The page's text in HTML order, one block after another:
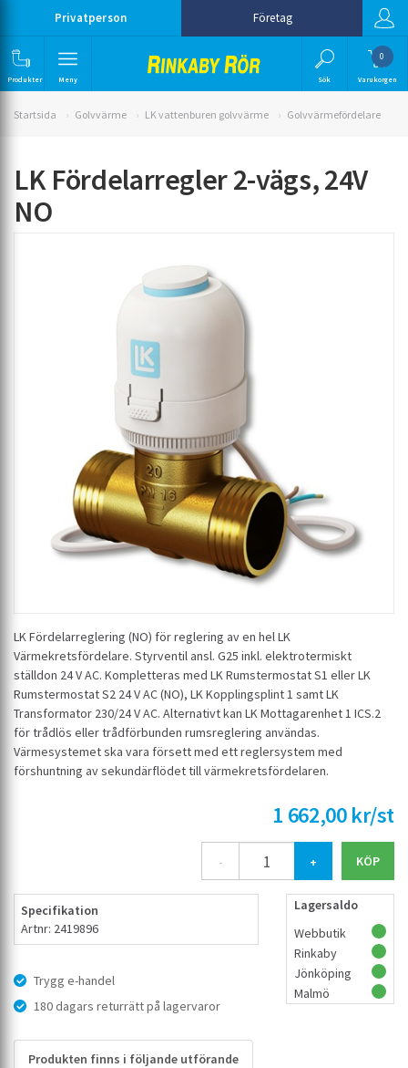
Privatperson Företag
Produkter Meny Sök
0
Varukorgen
Startsida Golvvärme LK vattenburen golvvärme Golvvärmefördelare
LK Fördelarregler 2-vägs, 24V
NO
LK Fördelarreglering (NO) för reglering av en hel LK
Värmekretsfördelare. Styrventil ansl. G25 inkl. elektrotermiskt
ställdon 24 V AC. Kompletteras med LK Rumstermostat S1 eller LK
Rumstermostat S2 24 V AC (NO), LK Kopplingsplint 1 samt LK
Transformator 230/24 V AC. Alternativt kan LK Mottagarenhet 1 ICS.2
för trådlös eller trådförbunden rumsreglering användas.
Värmesystemet ska vara försett med ett reglersystem med
förshuntning av sekundärflödet till värmekretsfördelaren.
1 662,00 kr/st
- +
Specifikation
Artnr: 2419896
Trygg e-handel
180 dagars returrätt på lagervaror
Lagersaldo
Webbutik
Rinkaby
Jönköping
Malmö
Produkten finns i följande utförande